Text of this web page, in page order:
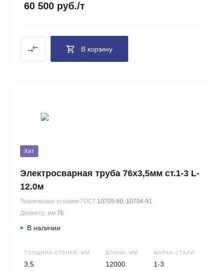
60 500 руб./т
В корзину
Хит
Электросварная труба 76х3,5мм ст.1-3 L-
12.0м
Технические условия ГОСТ 10705-80, 10704-91
Диаметр, мм 76
В наличии
ТОЛЩИНА СТЕНКИ, ММ
3,5
ДЛИНА, ММ
12000
МАРКА СТАЛИ
1-3